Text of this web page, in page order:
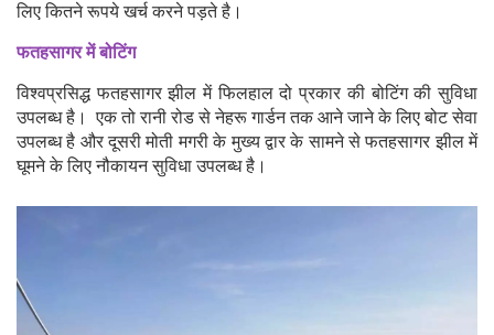
लिए कितने रूपये खर्च करने पड़ते है।
फतहसागर में बोटिंग
विश्वप्रसिद्ध फतहसागर झील में फिलहाल दो प्रकार की बोटिंग की सुविधा
उपलब्ध है। एक तो रानी रोड से नेहरू गार्डन तक आने जाने के लिए बोट सेवा
उपलब्ध है और दूसरी मोती मगरी के मुख्य द्वार के सामने से फतहसागर झील में
घूमने के लिए नौकायन सुविधा उपलब्ध है।